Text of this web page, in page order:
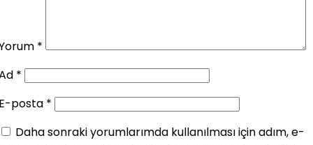
*
*
posta *
Daha sonraki yorumlarımda kullanılması için adım, e-